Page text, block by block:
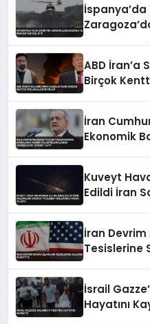
İspanya’da
ABD İran’a
Birçok
İran
Ekonomik
Kuveyt
Edildi İran
İran Devrim
Tesislerine
İsrail
Hayatını